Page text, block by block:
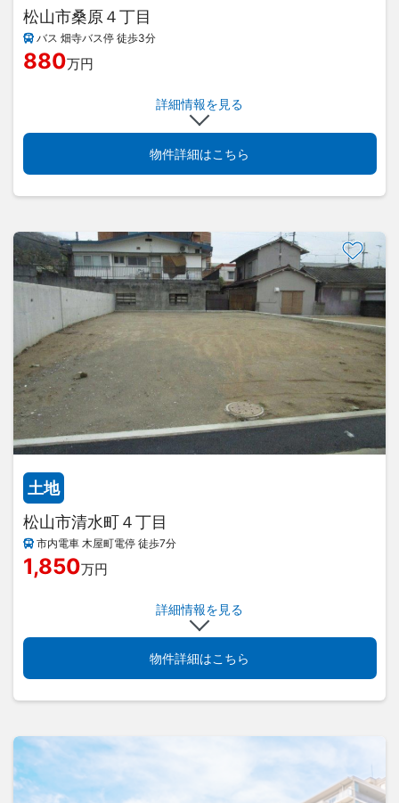
松山市桑原４丁目
バス 畑寺バス停 徒歩3分
880万円
詳細情報を見る
物件詳細はこちら
土地
松山市清水町４丁目
市内電車 木屋町電停 徒歩7分
1,850万円
詳細情報を見る
物件詳細はこちら